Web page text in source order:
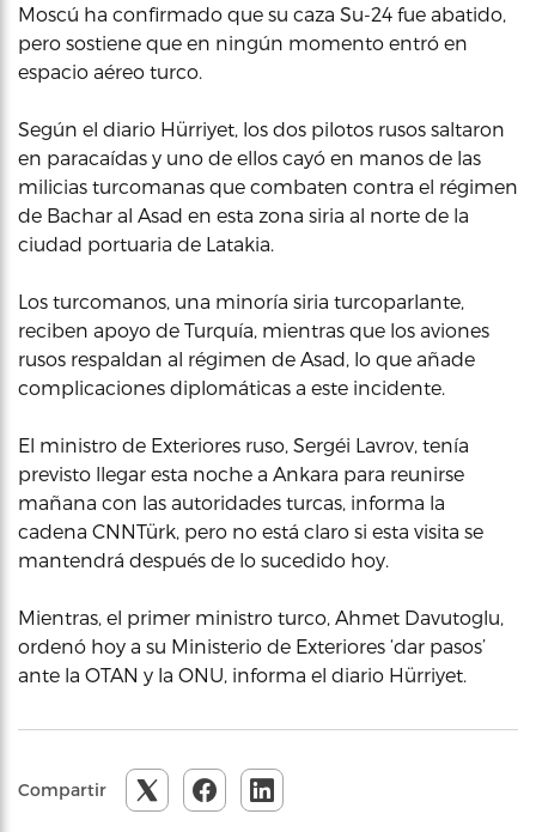
Moscú ha confirmado que su caza Su-24 fue abatido,
pero sostiene que en ningún momento entró en
espacio aéreo turco.
Según el diario Hürriyet, los dos pilotos rusos saltaron
en paracaídas y uno de ellos cayó en manos de las
milicias turcomanas que combaten contra el régimen
de Bachar al Asad en esta zona siria al norte de la
ciudad portuaria de Latakia.
Los turcomanos, una minoría siria turcoparlante,
reciben apoyo de Turquía, mientras que los aviones
rusos respaldan al régimen de Asad, lo que añade
complicaciones diplomáticas a este incidente.
El ministro de Exteriores ruso, Sergéi Lavrov, tenía
previsto llegar esta noche a Ankara para reunirse
mañana con las autoridades turcas, informa la
cadena CNNTürk, pero no está claro si esta visita se
mantendrá después de lo sucedido hoy.
Mientras, el primer ministro turco, Ahmet Davutoglu,
ordenó hoy a su Ministerio de Exteriores ‘dar pasos’
ante la OTAN y la ONU, informa el diario Hürriyet.
Compartir